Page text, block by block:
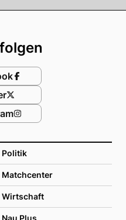
Politik
Matchcenter
Wirtschaft
Nau Plus